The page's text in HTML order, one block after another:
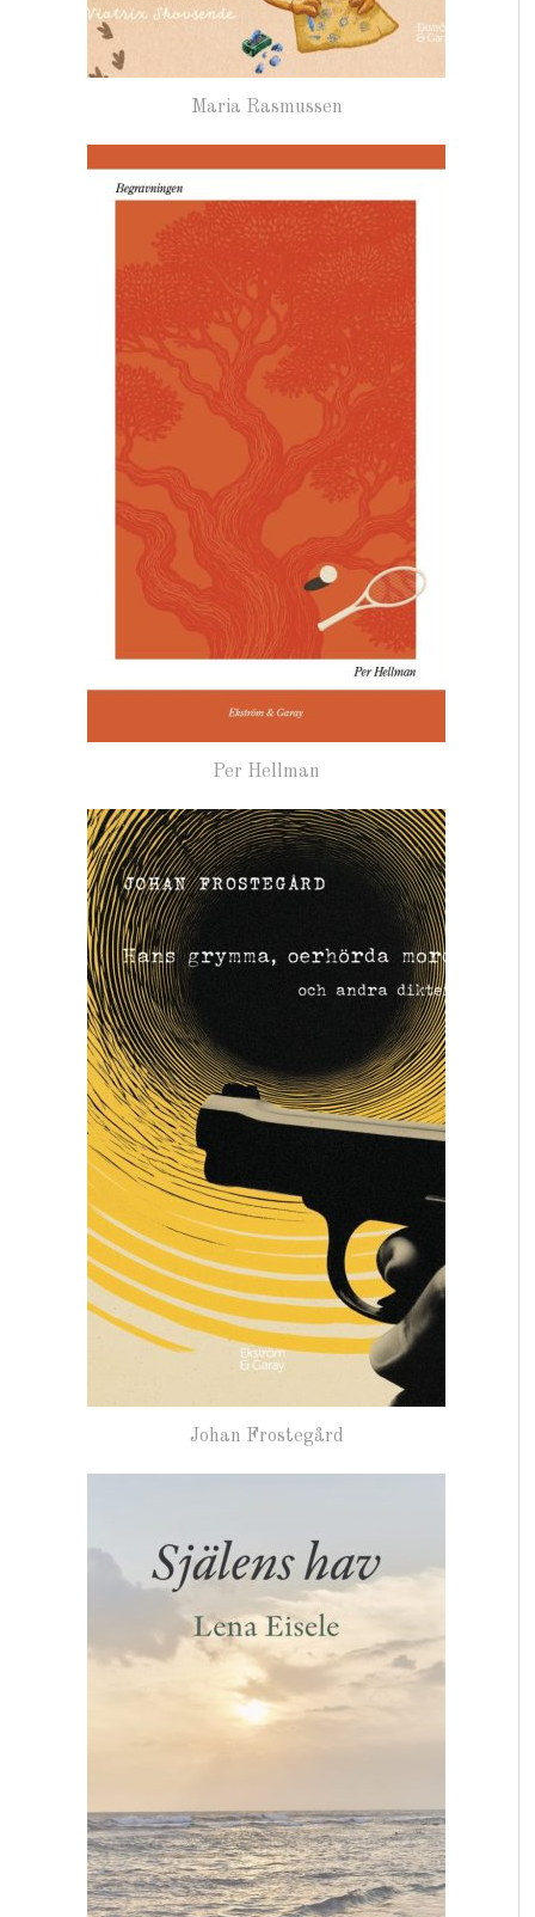
Maria Rasmussen
Per Hellman
Johan Frostegård